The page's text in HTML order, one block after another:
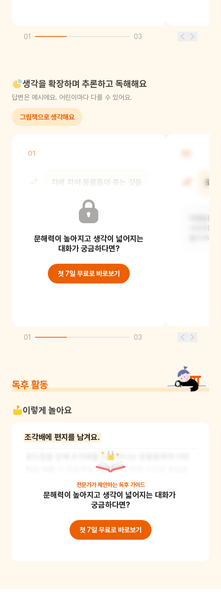
01 03
생각을 확장하며 추론하고 독해해요
답변은 예시에요. 어린이마다 다를 수 있어요.
그림책으로 생각해요
01
차에 치여 동물들이 죽는 것을
로드킬'이라고 해요. 로드킬은 주로
야생동물들이나, 길 잃은 고양이,
문해력이 높아지고 생각이 넓어지는
대화가 궁금하다면?
첫 7일 무료로 바로보기
로
야생동물
서식지를
옮기거나
01 03
독후 활동
이렇게 놀아요
조각배에 편지를 남겨요.
로드킬을 당해 조각배를 타고 떠나는 동물들에게 어떤
말을 해줄 수 있을까요? 예상하지 못한 사고로 죽음을
맞이한 동물들에게 편지를 남겨보아요. 예를 들어 '앞으
로 너희와 같은 동물들이 안전하게 다닐 수 있게 우리들
이 조심히 차를 운전할게'라는 말을 해줄 수도 있겠지요.
동물들의 마음에 공감하는 편지쓰기 활동은 사회성을
기르고 동물을 존중하고 사랑하는 태도를 기르는데 도
전문가가 제안하는 독후 가이드
문해력이 높아지고 생각이 넓어지는 대화가
궁금하다면?
첫 7일 무료로 바로보기